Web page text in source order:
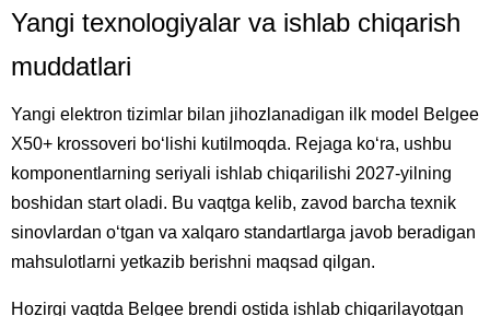
Yangi texnologiyalar va ishlab chiqarish
muddatlari
Yangi elektron tizimlar bilan jihozlanadigan ilk model Belgee
X50+ krossoveri boʻlishi kutilmoqda. Rejaga koʻra, ushbu
komponentlarning seriyali ishlab chiqarilishi 2027-yilning
boshidan start oladi. Bu vaqtga kelib, zavod barcha texnik
sinovlardan oʻtgan va xalqaro standartlarga javob beradigan
mahsulotlarni yetkazib berishni maqsad qilgan.
Hozirgi vaqtda Belgee brendi ostida ishlab chiqarilayotgan